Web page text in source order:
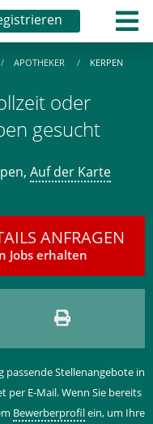
APOTHEKER KERPEN
oder
gesucht
Auf der Karte
ANFRAGEN
Jobs erhalten
passende Stellenangebote in
per E-Mail. Wenn Sie bereits
Bewerberprofilein, um Ihre